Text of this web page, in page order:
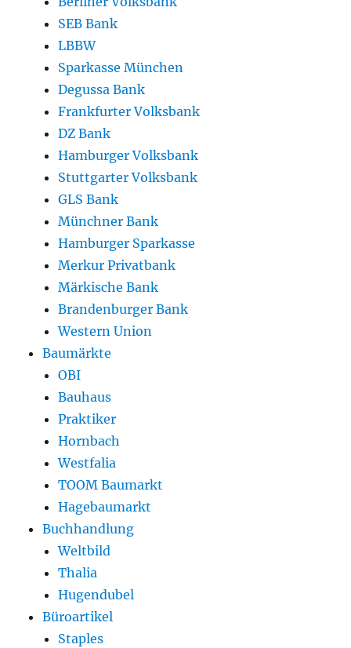
SEB Bank
LBBW
Sparkasse München
Degussa Bank
Frankfurter Volksbank
DZ Bank
Hamburger Volksbank
Stuttgarter Volksbank
GLS Bank
Münchner Bank
Hamburger Sparkasse
Merkur Privatbank
Märkische Bank
Brandenburger Bank
Western Union
Baumärkte
OBI
Bauhaus
Praktiker
Hornbach
Westfalia
TOOM Baumarkt
Hagebaumarkt
Buchhandlung
Weltbild
Thalia
Hugendubel
Büroartikel
Staples